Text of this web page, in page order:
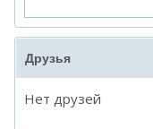
Друзья
Нет друзей